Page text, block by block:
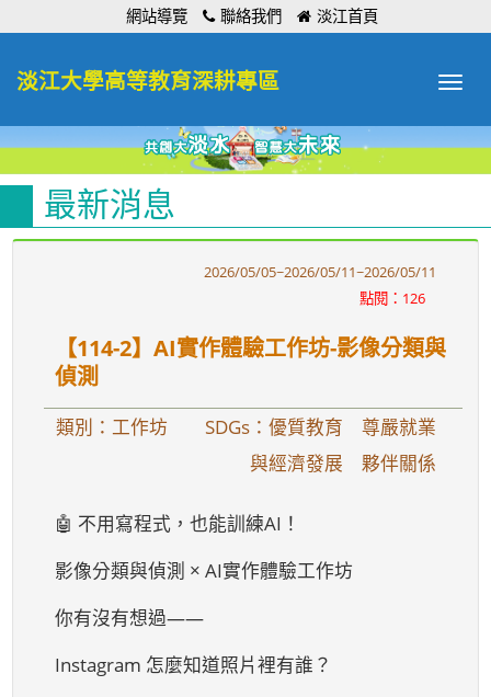
網站導覽 聯絡我們 淡江首頁
Toggle
淡江大學高等教育深耕專區
最新消息
2026/05/05~2026/05/11~2026/05/11
點閱：126
【114-2】AI實作體驗工作坊-影像分類與
偵測
類別：工作坊
SDGs：優質教育 尊嚴就業
與經濟發展 夥伴關係
🤖 不用寫程式，也能訓練AI！
影像分類與偵測 × AI實作體驗工作坊
你有沒有想過——
Instagram 怎麼知道照片裡有誰？